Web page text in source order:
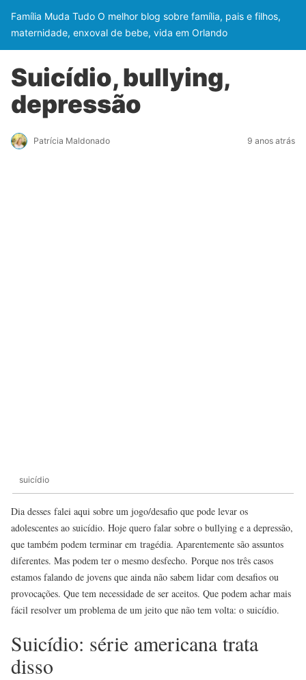
Família Muda Tudo O melhor blog sobre família, pais e filhos,
maternidade, enxoval de bebe, vida em Orlando
Suicídio, bullying,
depressão
Patrícia Maldonado 9 anos atrás
suicídio
Dia desses falei aqui sobre um jogo/desafio que pode levar os
adolescentes ao suicídio. Hoje quero falar sobre o bullying e a depressão,
que também podem terminar em tragédia. Aparentemente são assuntos
diferentes. Mas podem ter o mesmo desfecho. Porque nos três casos
estamos falando de jovens que ainda não sabem lidar com desafios ou
provocações. Que tem necessidade de ser aceitos. Que podem achar mais
fácil resolver um problema de um jeito que não tem volta: o suicídio.
Suicídio: série americana trata
disso